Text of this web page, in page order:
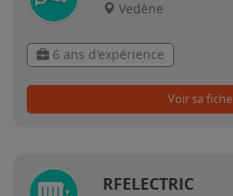
Vedène
6 ans d'expérience
Voir sa fiche
RFELECTRIC